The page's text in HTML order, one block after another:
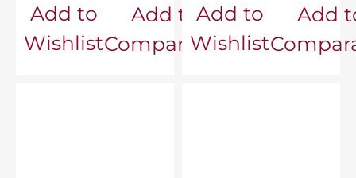
Add to
Wishlist
Add to
Comparator
Add to
Wishlist
Add